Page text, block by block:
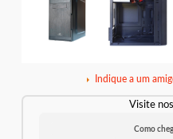
Indique a um
Visite
Como